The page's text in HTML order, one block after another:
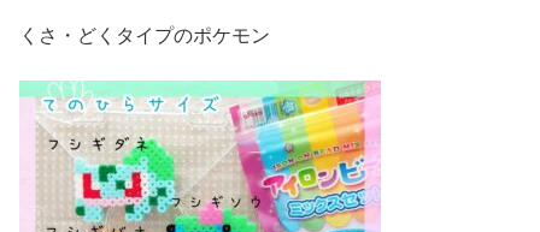
くさ・どくタイプのポケモン